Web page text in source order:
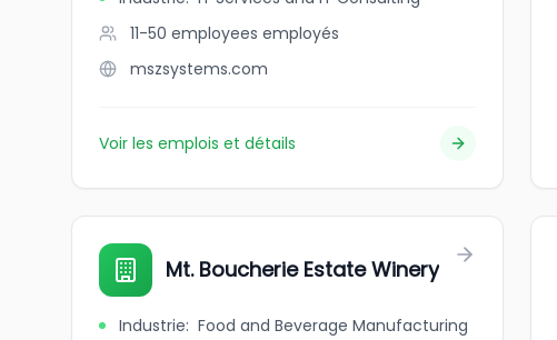
11-50 employees employés
mszsystems.com
Voir les emplois et détails
Mt. Boucherie Estate Winery
Industrie: Food and Beverage Manufacturing